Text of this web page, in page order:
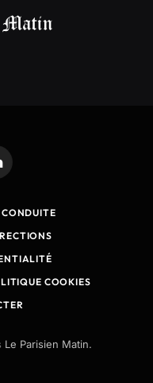
CONDUITE
COOKIES
Le Parisien Matin.